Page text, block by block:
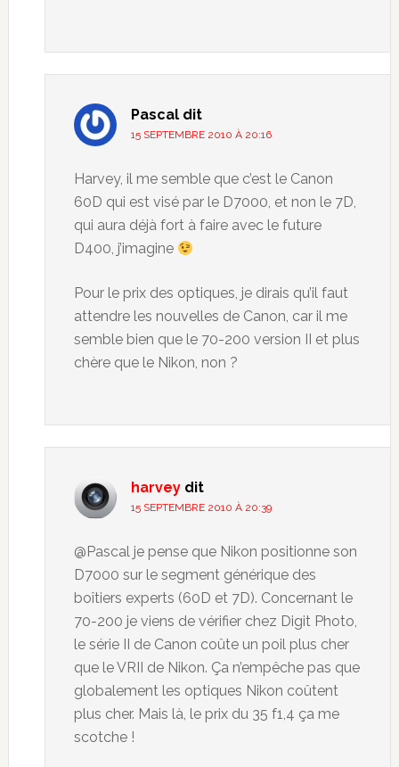
Pascal dit
15 SEPTEMBRE 2010 À 20:16
Harvey, il me semble que c’est le Canon
60D qui est visé par le D7000, et non le 7D,
qui aura déjà fort à faire avec le future
D400, j’imagine
Pour le prix des optiques, je dirais qu’il faut
attendre les nouvelles de Canon, car il me
semble bien que le 70-200 version II et plus
chère que le Nikon, non ?
harvey dit
15 SEPTEMBRE 2010 À 20:39
@Pascal je pense que Nikon positionne son
D7000 sur le segment générique des
boîtiers experts (60D et 7D). Concernant le
70-200 je viens de vérifier chez Digit Photo,
le série II de Canon coûte un poil plus cher
que le VRII de Nikon. Ça n’empêche pas que
globalement les optiques Nikon coûtent
plus cher. Mais là, le prix du 35 f1,4 ça me
scotche !